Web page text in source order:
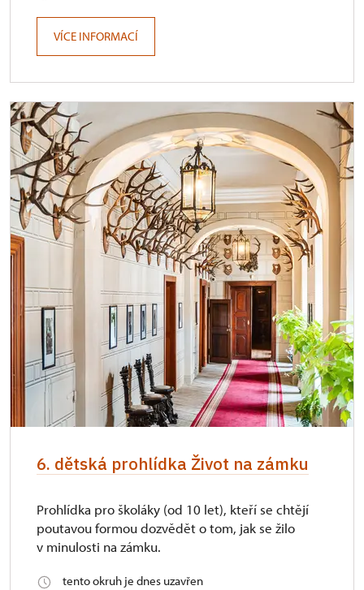
VÍCE INFORMACÍ
6. dětská prohlídka Život na zámku
Prohlídka pro školáky (od 10 let), kteří se chtějí
poutavou formou dozvědět o tom, jak se žilo
v minulosti na zámku.
tento okruh je dnes uzavřen